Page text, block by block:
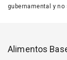
gubernamental y
Alimentos